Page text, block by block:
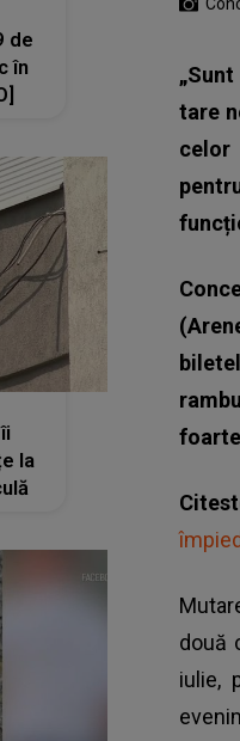
tare
celor
două
iulie,
de
în
la